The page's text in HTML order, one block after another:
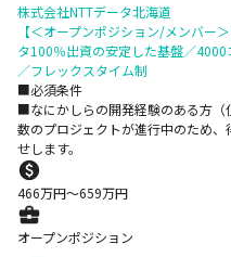
株式会社NTTデータ北海道
【＜オープンポジション/メンバー
タ100％出資の安定した基盤／
／フレックスタイム制
■必須条件
■なにかしらの開発経験のある方
数のプロジェクトが進⾏中のため
せします。
466万円〜659万円
オープンポジション